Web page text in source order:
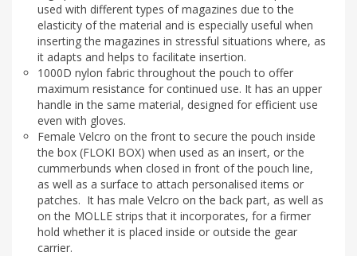
used with different types of magazines due to the
elasticity of the material and is especially useful when
inserting the magazines in stressful situations where, as
it adapts and helps to facilitate insertion.
1000D nylon fabric throughout the pouch to offer
maximum resistance for continued use. It has an upper
handle in the same material, designed for efficient use
even with gloves.
Female Velcro on the front to secure the pouch inside
the box (FLOKI BOX) when used as an insert, or the
cummerbunds when closed in front of the pouch line,
as well as a surface to attach personalised items or
patches. It has male Velcro on the back part, as well as
on the MOLLE strips that it incorporates, for a firmer
hold whether it is placed inside or outside the gear
carrier.